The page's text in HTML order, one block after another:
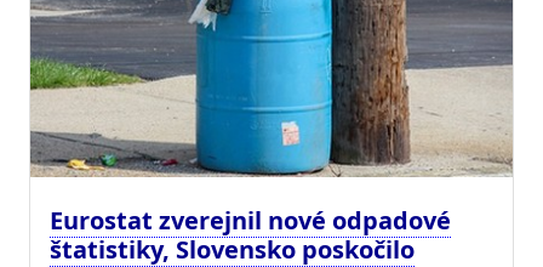
Eurostat zverejnil nové odpadové
štatistiky, Slovensko poskočilo